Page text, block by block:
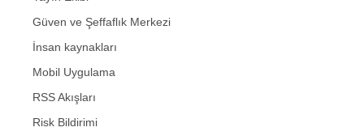
Güven ve Şeffaflık Merkezi
İnsan kaynakları
Mobil Uygulama
RSS Akışları
Risk Bildirimi